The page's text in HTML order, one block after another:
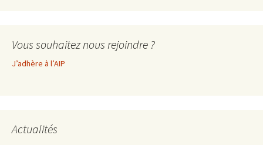
Vous souhaitez nous rejoindre ?
J’adhère à l’AIP
Actualités